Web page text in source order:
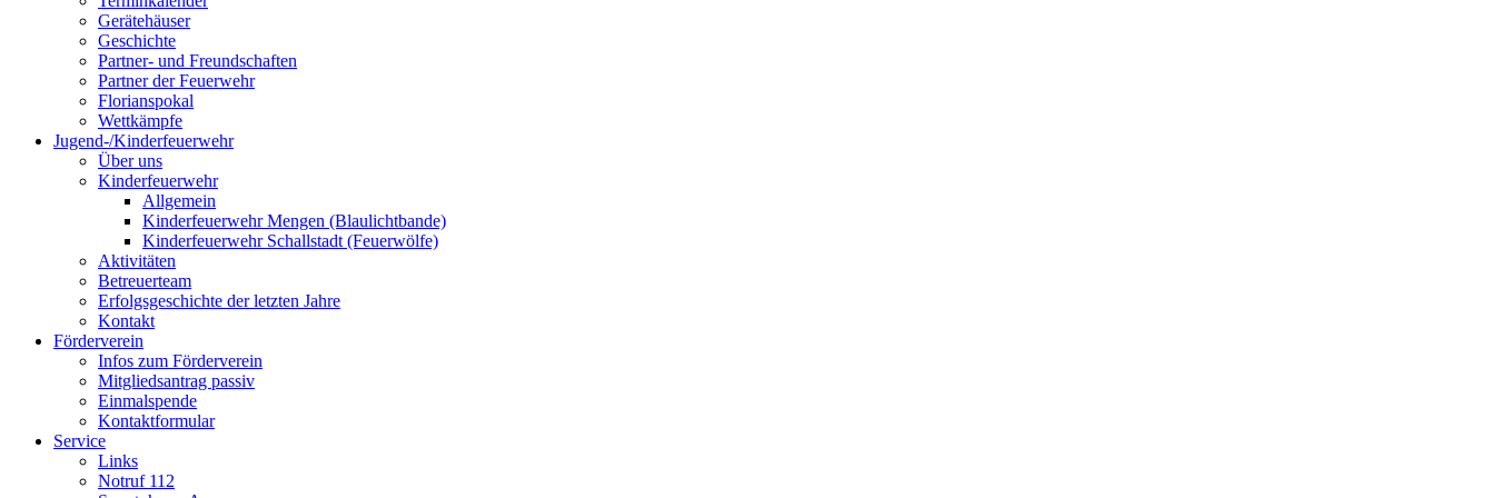
Gerätehäuser
Geschichte
Partner- und Freundschaften
Partner der Feuerwehr
Florianspokal
Wettkämpfe
Jugend-/Kinderfeuerwehr
Über uns
Kinderfeuerwehr
Allgemein
Kinderfeuerwehr Mengen (Blaulichtbande)
Kinderfeuerwehr Schallstadt (Feuerwölfe)
Aktivitäten
Betreuerteam
Erfolgsgeschichte der letzten Jahre
Kontakt
Förderverein
Infos zum Förderverein
Mitgliedsantrag passiv
Einmalspende
Kontaktformular
Service
Links
Notruf 112